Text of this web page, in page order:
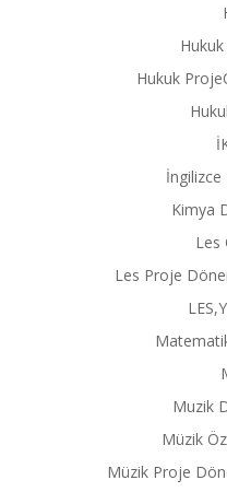
Hukuk
Hukuk
İngilizce
Kimya
Les
Les Proje
Muzik
Müzik
Müzik Proje